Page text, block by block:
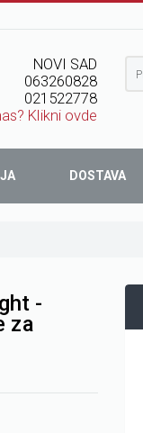
NOVI SAD
063260828
021522778
Klikni ovde
DOSTAVA
-
za